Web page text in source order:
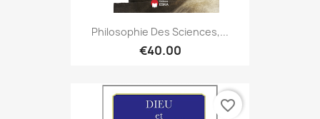
Philosophie Des Sciences,...
€40.00
favorite_border